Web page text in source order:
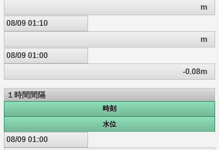
m
08/09 01:10
m
08/09 01:00
-0.08m
１時間間隔
時刻
水位
08/09 01:00